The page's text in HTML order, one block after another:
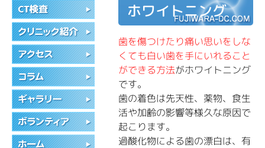
ホワイトニング
歯を傷つけたり痛い思いをしな
くても白い歯を手にいれること
ができる方法がホワイトニング
です。
歯の着色は先天性、薬物、食生
活や加齢の影響等様久な原因で
起こります。
過酸化物による歯の漂白は、有